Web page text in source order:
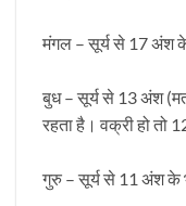
मंगल – सूर्य से 17 अंश
बुध – सूर्य से 13 अंश
रहता है। वक्री हो तो
गुरु – सूर्य से 11 अंश के